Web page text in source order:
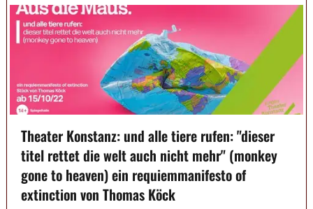
Theater Konstanz: und alle tiere rufen: "dieser
titel rettet die welt auch nicht mehr" (monkey
gone to heaven) ein requiemmanifesto of
extinction von Thomas Köck